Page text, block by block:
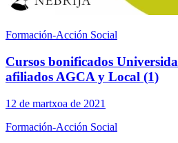
Formación-Acción Social
Cursos bonificados
afiliados AGCA y Local (1)
12 de martxoa de 2021
Formación-Acción Social